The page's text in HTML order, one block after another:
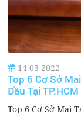
14-03-2022
Top 6 Cơ Sở
Đầu Tại TP.HCM
Top 6 Cơ Sở Mai